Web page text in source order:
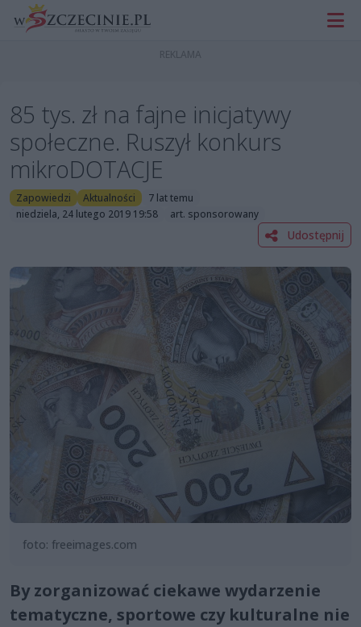
85 tys. zł na fajne inicjatywy
społeczne. Ruszył konkurs
mikroDOTACJE
Zapowiedzi Aktualności
7 lat temu
niedziela, 24 lutego 2019 19:58
art. sponsorowany
Udostępnij
foto: freeimages.com
By zorganizować ciekawe wydarzenie
tematyczne, sportowe czy kulturalne nie